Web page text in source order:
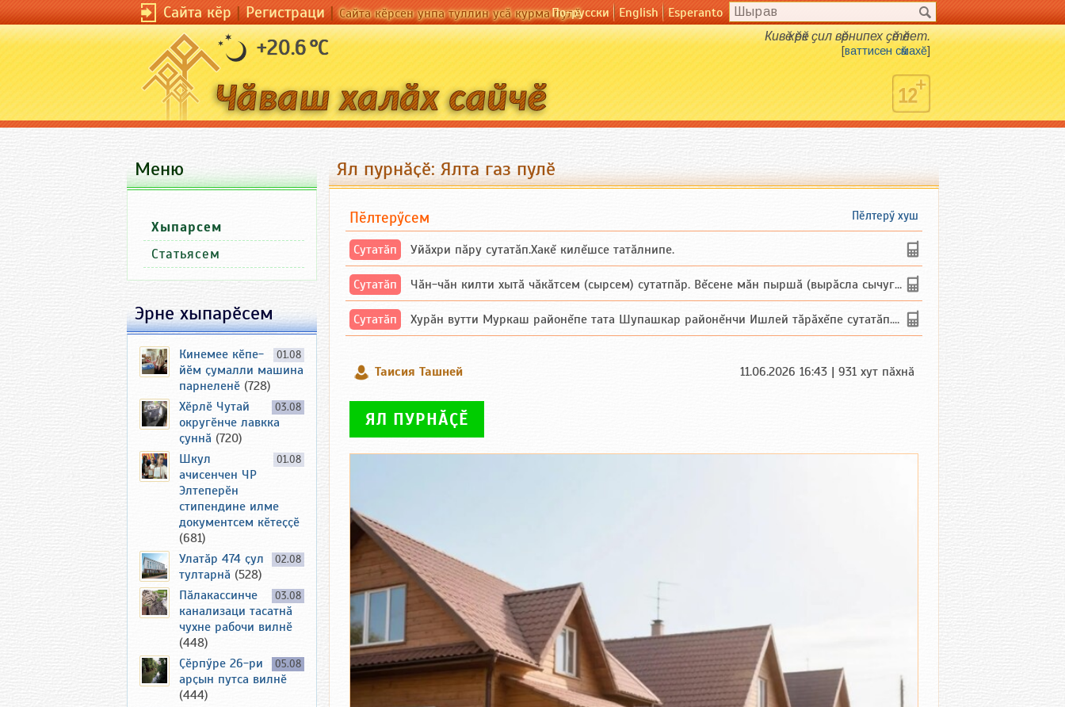
Сайта кӗр|Регистраци|Сайта кӗрсен унпа туллин усӑ курма пулӗПо-русски English Esperanto
+20.6 °C Кивӗ кӗрӗк ҫил вӗрнипех ҫӗтӗлет.
[ваттисен сӑмахӗ]
Ял пурнӑҫӗ: Ялта газ пулӗ
Пӗлтерӳ хуш
Пӗлтерӳсем
Сутатӑп Уйăхри пăру сутатăп.Хакĕ килĕшсе татăлнипе.
Сутатӑп Чăн-чăн килти хытă чăкăтсем (сырсем) сутатпăр. Вĕсене мăн пыршă (вырăсла сычуг) ...
Сутатӑп Хурăн вутти Муркаш районĕпе тата Шупашкар районĕнчи Ишлей тăрăхĕпе сутатăп. Ха...
Таисия Ташней 11.06.2026 16:43 | 931 хут пӑхнӑ
ЯЛ ПУРНӐҪӖ
Меню
Хыпарсем
Статьясем
Эрне хыпарӗсем
01.08
Кинемее кӗпе-
йӗм ҫумалли машина
парнеленӗ (728)
03.08
Хӗрлӗ Чутай
округӗнче лавкка
ҫуннӑ (720)
01.08
Шкул
ачисенчен ЧР
Элтеперӗн
стипендине илме
документсем кӗтеҫҫӗ
(681)
02.08
Улатӑр 474 ҫул
тултарнӑ (528)
03.08
Пӑлакассинче
канализаци тасатнӑ
чухне рабочи вилнӗ
(448)
05.08
Ҫӗрпӳре 26-ри
арҫын путса вилнӗ
(444)